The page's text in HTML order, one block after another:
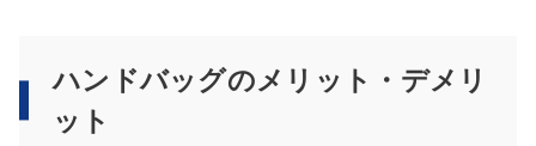
ハンドバッグのメリット・デメリ
ット